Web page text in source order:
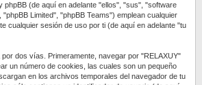
phpBB (de aquí en adelante "ellos", "sus", "software
Limited", "phpBB Teams") emplean cualquier
cualquier sesión de uso por ti (de aquí en adelante "tu
dos vías. Primeramente, navegar por "RELAXUY"
un número de cookies, las cuales son un pequeño
en los archivos temporales del navegador de tu